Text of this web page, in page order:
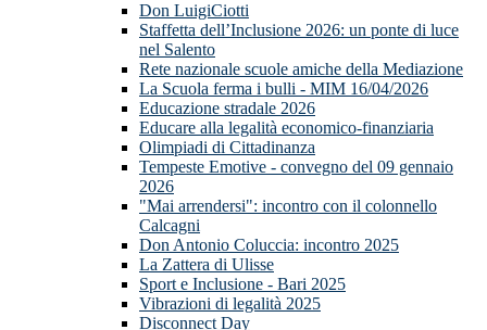
Don LuigiCiotti
Staffetta dell’Inclusione 2026: un ponte di luce
nel Salento
Rete nazionale scuole amiche della Mediazione
La Scuola ferma i bulli - MIM 16/04/2026
Educazione stradale 2026
Educare alla legalità economico-finanziaria
Olimpiadi di Cittadinanza
Tempeste Emotive - convegno del 09 gennaio
2026
"Mai arrendersi": incontro con il colonnello
Calcagni
Don Antonio Coluccia: incontro 2025
La Zattera di Ulisse
Sport e Inclusione - Bari 2025
Vibrazioni di legalità 2025
Disconnect Day